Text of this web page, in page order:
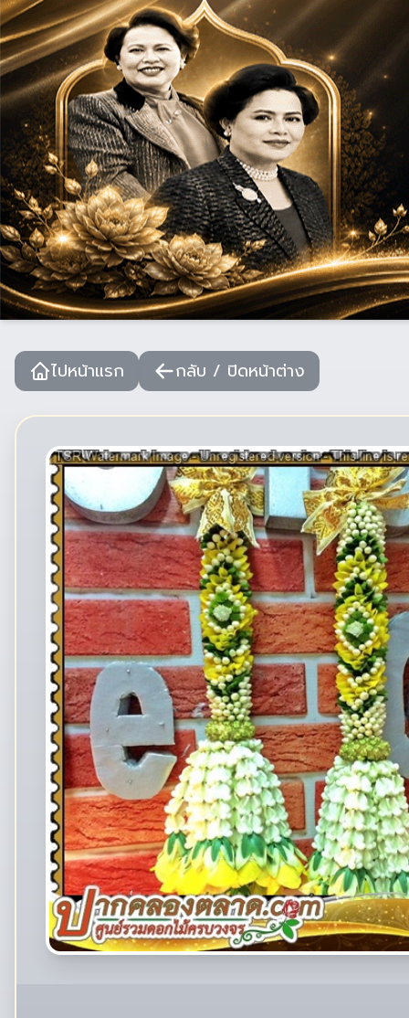
ไปหน้าแรก กลับ / ปิดหน้าต่าง